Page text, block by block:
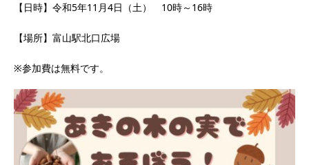
【日時】令和5年11月4日（土） 10時～16時
【場所】富山駅北口広場
※参加費は無料です。